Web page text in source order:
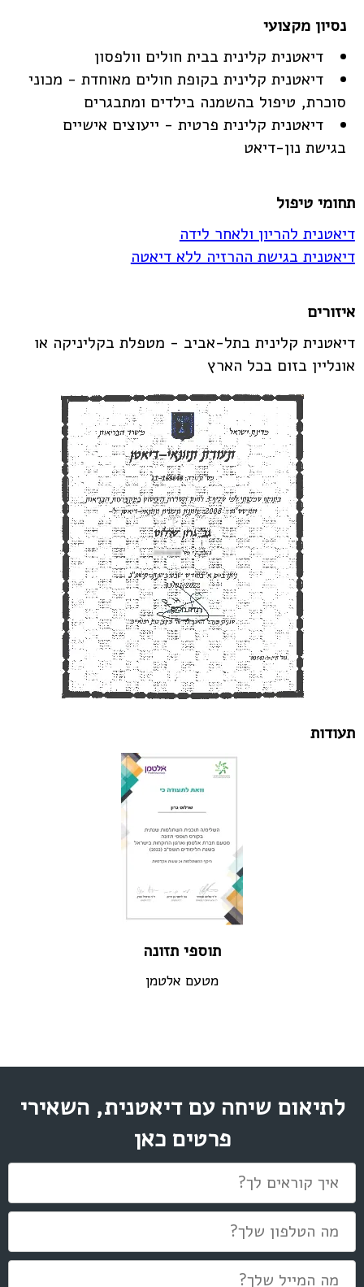
דיאטנית קלינית בבית חולים וולפסון
דיאטנית קלינית בקופת חולים מאוחדת - מכוני
סוכרת, טיפול בהשמנה בילדים ומתבגרים
דיאטנית קלינית פרטית - ייעוצים אישיים
בגישת נון-דיאט
תחומי טיפול
דיאטנית להריון ולאחר לידה
דיאטנית בגישת ההרזיה ללא דיאטה
איזורים
דיאטנית קלינית בתל-אביב - מטפלת בקליניקה או
אונליין בזום בכל הארץ
תעודות
תוספי תזונה
מטעם אלטמן
לתיאום שיחה עם דיאטנית, השאירי
פרטים כאן